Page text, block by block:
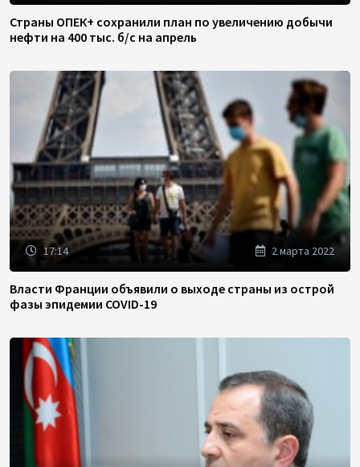
Страны ОПЕК+ сохранили план по увеличению добычи
нефти на 400 тыс. б/с на апрель
17:14 2 марта 2022
Власти Франции объявили о выходе страны из острой
фазы эпидемии COVID-19